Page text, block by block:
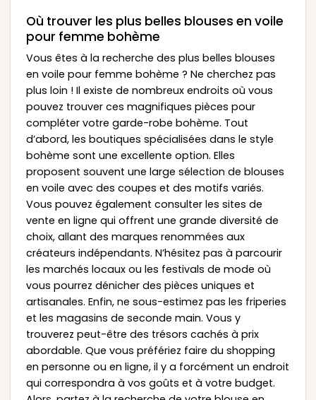
Où trouver les plus belles blouses en voile
pour femme bohème
Vous êtes à la recherche des plus belles blouses
en voile pour femme bohème ? Ne cherchez pas
plus loin ! Il existe de nombreux endroits où vous
pouvez trouver ces magnifiques pièces pour
compléter votre garde-robe bohème. Tout
d’abord, les boutiques spécialisées dans le style
bohème sont une excellente option. Elles
proposent souvent une large sélection de blouses
en voile avec des coupes et des motifs variés.
Vous pouvez également consulter les sites de
vente en ligne qui offrent une grande diversité de
choix, allant des marques renommées aux
créateurs indépendants. N’hésitez pas à parcourir
les marchés locaux ou les festivals de mode où
vous pourrez dénicher des pièces uniques et
artisanales. Enfin, ne sous-estimez pas les friperies
et les magasins de seconde main. Vous y
trouverez peut-être des trésors cachés à prix
abordable. Que vous préfériez faire du shopping
en personne ou en ligne, il y a forcément un endroit
qui correspondra à vos goûts et à votre budget.